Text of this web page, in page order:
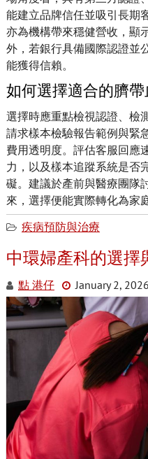
能建立品牌信任並吸引長期
亦為機構帶來穩健營收，顯
外，若銀行具備國際認證並
能獲得信賴。
如何選擇適合的臍帶
選擇時應重點檢視認證、檢
請求樣本檢驗報告範例與緊
費用透明度。評估客服回應
力，以及樣本追蹤系統是否
礙。建議於產前與醫療團隊
來，選擇便能實際轉化為家
疾病預防與治療
中環婦產科的選擇
點 港仔 January 2, 2026